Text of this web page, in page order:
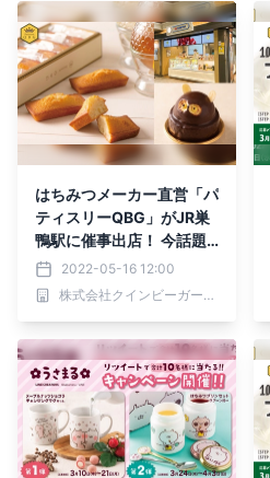
はちみつメーカー直営「パ
ティスリーQBG」がJR巣
鴨駅に催事出店！ 今話題
の「たぬきケーキ」も登場
【5／16（月）〜31
（火）】
2022-05-16 12:00
株式会社クインビーガーデン